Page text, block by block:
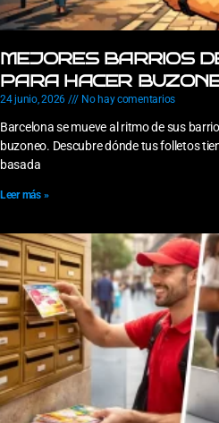
MEJORES BARRIOS
PARA HACER
24 junio, 2026 No hay comentarios
Barcelona se mueve al ritmo de sus
buzoneo. Descubre dónde tus folletos
basada
Leer más »